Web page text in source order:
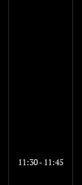
11:30 - 11:45